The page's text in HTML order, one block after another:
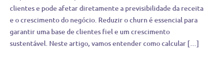
clientes e pode afetar diretamente a previsibilidade da receita
e o crescimento do negócio. Reduzir o churn é essencial para
garantir uma base de clientes fiel e um crescimento
sustentável. Neste artigo, vamos entender como calcular […]